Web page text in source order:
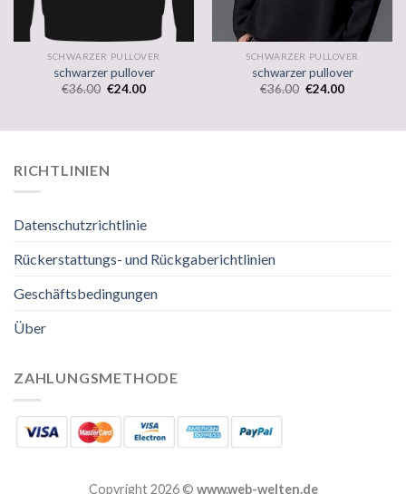
SCHWARZER PULLOVER
schwarzer pullover
€36.00 €24.00
SCHWARZER PULLOVER
schwarzer pullover
€36.00 €24.00
RICHTLINIEN
Datenschutzrichtlinie
Rückerstattungs- und Rückgaberichtlinien
Geschäftsbedingungen
Über
ZAHLUNGSMETHODE
Copyright 2026 © www.web-welten.de